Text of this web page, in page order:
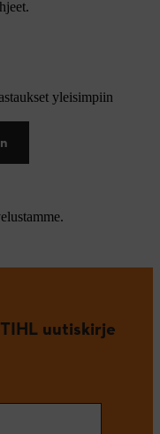
yleisimpiin
uutiskirje